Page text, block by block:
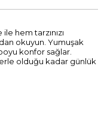
hem tarzınızı
okuyun. Yumuşak
konfor sağlar.
olduğu kadar günlük